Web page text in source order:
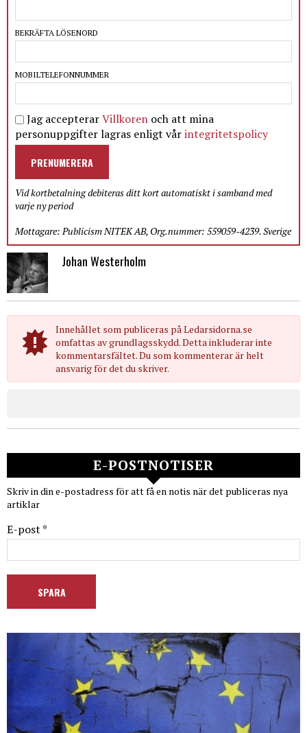
BEKRÄFTA LÖSENORD
MOBILTELEFONNUMMER
Jag accepterarVillkoren och att mina
personuppgifter lagras enligt vårintegritetspolicy
PRENUMERERA
Vid kortbetalning debiteras ditt kort automatiskt i samband med
varje ny period
Mottagare: Publicism NITEK AB, Org.nummer: 559059-4239. Sverige
Johan Westerholm
Innehållet som publiceras på Ledarsidorna.se
omfattas av grundlagsskydd. Detta inkluderar inte
kommentarsfältet. Du som kommenterar är helt
ansvarig för det du skriver.
E-POSTNOTISER
Skriv in din e-postadress för att få en notis när det publiceras nya
artiklar
E-post *